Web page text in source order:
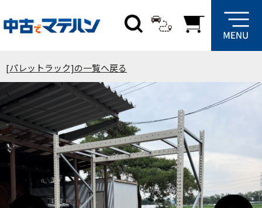
[パレットラック]の一覧へ戻る